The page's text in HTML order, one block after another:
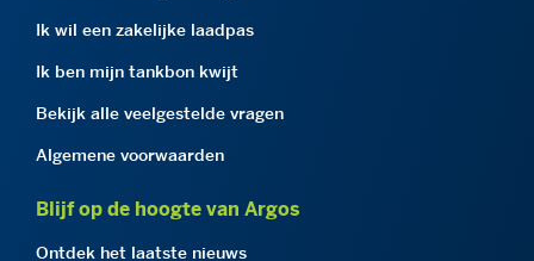
Ik wil een zakelijke laadpas
Ik ben mijn tankbon kwijt
Bekijk alle veelgestelde vragen
Algemene voorwaarden
Blijf op de hoogte van Argos
Ontdek het laatste nieuws